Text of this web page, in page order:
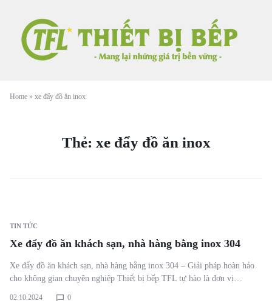
Home » xe đẩy đồ ăn inox
Thẻ: xe đẩy đồ ăn inox
TIN TỨC
Xe đẩy đồ ăn khách sạn, nhà hàng bằng inox 304
Xe đẩy đồ ăn khách sạn, nhà hàng bằng inox 304 – Giải pháp hoàn hảo
cho không gian chuyên nghiệp Thiết bị bếp TFL tự hào là đơn vị…
02.10.2024 0